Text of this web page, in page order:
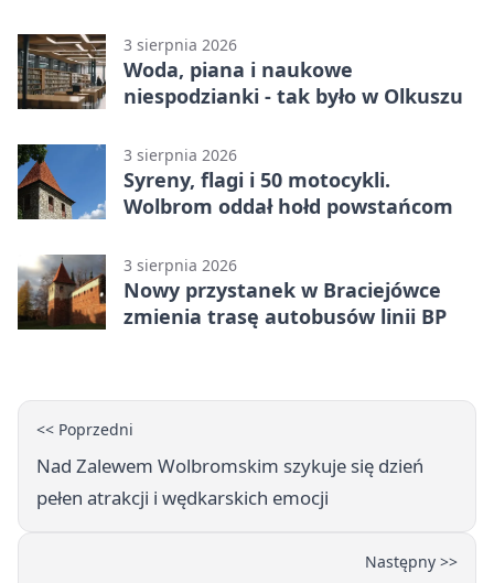
3 sierpnia 2026
Woda, piana i naukowe
niespodzianki - tak było w Olkuszu
3 sierpnia 2026
Syreny, flagi i 50 motocykli.
Wolbrom oddał hołd powstańcom
3 sierpnia 2026
Nowy przystanek w Braciejówce
zmienia trasę autobusów linii BP
<< Poprzedni
Nad Zalewem Wolbromskim szykuje się dzień
pełen atrakcji i wędkarskich emocji
Następny >>